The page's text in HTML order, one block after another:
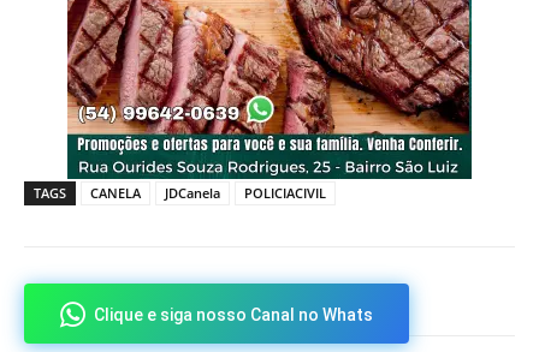
TAGS CANELA JDCanela POLICIACIVIL
Clique e siga nosso Canal no Whats